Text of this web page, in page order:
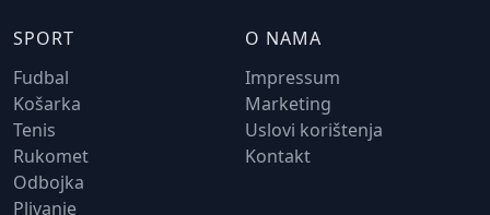
SPORT
Fudbal
Košarka
Tenis
Rukomet
Odbojka
Plivanje
O NAMA
Impressum
Marketing
Uslovi korištenja
Kontakt